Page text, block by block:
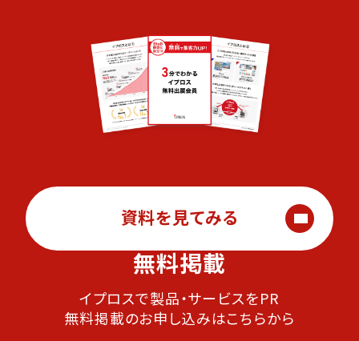
資料を見てみる
無料掲載
イプロスで製品・サービスをPR
無料掲載のお申し込みはこちらから